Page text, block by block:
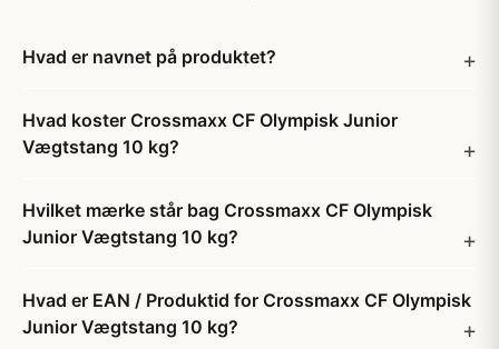
Hvad er navnet på produktet?
Hvad koster Crossmaxx CF Olympisk Junior
Vægtstang 10 kg?
Hvilket mærke står bag Crossmaxx CF Olympisk
Junior Vægtstang 10 kg?
Hvad er EAN / Produktid for Crossmaxx CF Olympisk
Junior Vægtstang 10 kg?